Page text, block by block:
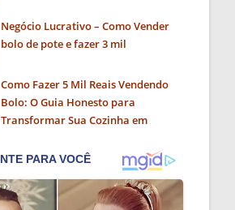
Negócio Lucrativo – Como Vender
bolo de pote e fazer 3 mil
Como Fazer 5 Mil Reais Vendendo
Bolo: O Guia Honesto para
Transformar Sua Cozinha em